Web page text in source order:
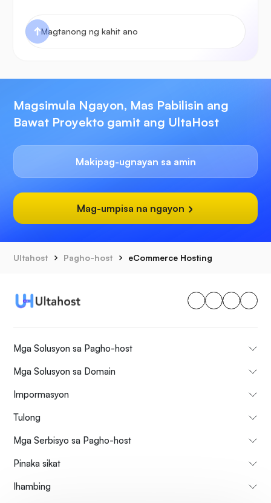
Magsimula Ngayon, Mas Pabilisin ang
Bawat Proyekto gamit ang UltaHost
Makipag-ugnayan sa amin
Mag-umpisa na ngayon
Ultahost Pagho-host eCommerce Hosting
Mga Solusyon sa Pagho-host
Mga Solusyon sa Domain
Impormasyon
Tulong
Mga Serbisyo sa Pagho-host
Pinaka sikat
Ihambing